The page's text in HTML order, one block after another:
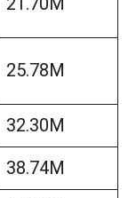
25.78M
32.30M
38.74M